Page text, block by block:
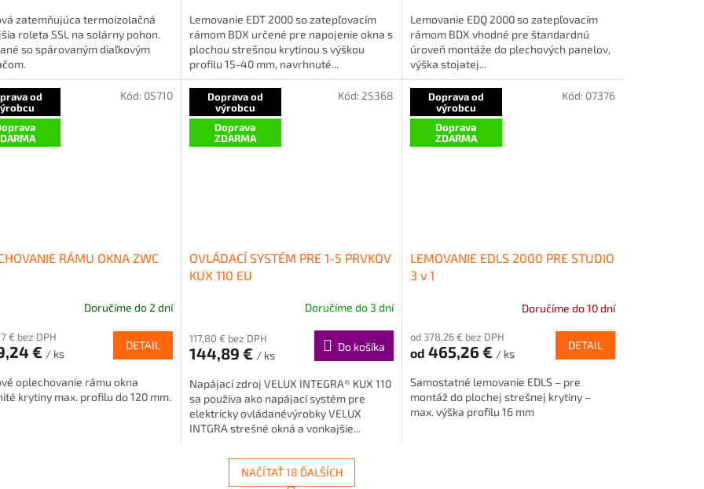
zatemňujúca termoizolačná
roleta SSL na solárny pohon.
so spárovaným diaľkovým
Lemovanie EDT 2000 so zatepľovacím
rámom BDX určené pre napojenie okna s
plochou strešnou krytinou s výškou
profilu 15-40 mm, navrhnuté...
Lemovanie EDQ 2000 so zatepľovacím
rámom BDX vhodné pre štandardnú
úroveň montáže do plechových panelov,
výška stojatej...
od
RÁMU OKNA ZWC
Doručíme do 2 dní
€ bez DPH
€ / ks
DETAIL
oplechovanie rámu okna
krytiny max. profilu do 120 mm.
Kód: 05710
Doprava od
výrobcu
Doprava
ZDARMA
OVLÁDACÍ SYSTÉM PRE 1-5 PRVKOV
KUX 110 EU
Doručíme do 3 dní
117,80 € bez DPH
144,89 € / ks
Do košíka
Napájací zdroj VELUX INTEGRA® KUX 110
sa používa ako napájací systém pre
elektricky ovládanévýrobky VELUX
INTGRA strešné okná a vonkajšie...
Kód: 25368
Doprava od
výrobcu
Doprava
ZDARMA
LEMOVANIE EDLS 2000 PRE STUDIO
3 v 1
Doručíme do 10 dní
od 378,26 € bez DPH
od 465,26 € / ks
DETAIL
Samostatné lemovanie EDLS – pre
montáž do plochej strešnej krytiny –
max. výška profilu 16 mm
Kód: 07376
NAČÍTAŤ 18 ĎALŠÍCH